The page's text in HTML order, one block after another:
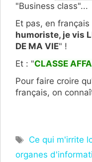
"Business class"...
Et pas, en français
humoriste, je vis
DE MA VIE" !
Et : "CLASSE
Pour faire croire
français, on
Étiquettes
Ce qui m'irrite
organes